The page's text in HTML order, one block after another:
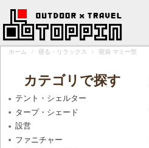
ホーム / 寝る・リラックス / 寝袋 マミー型
カテゴリで探す
テント・シェルター
タープ・シェード
設営
ファニチャー